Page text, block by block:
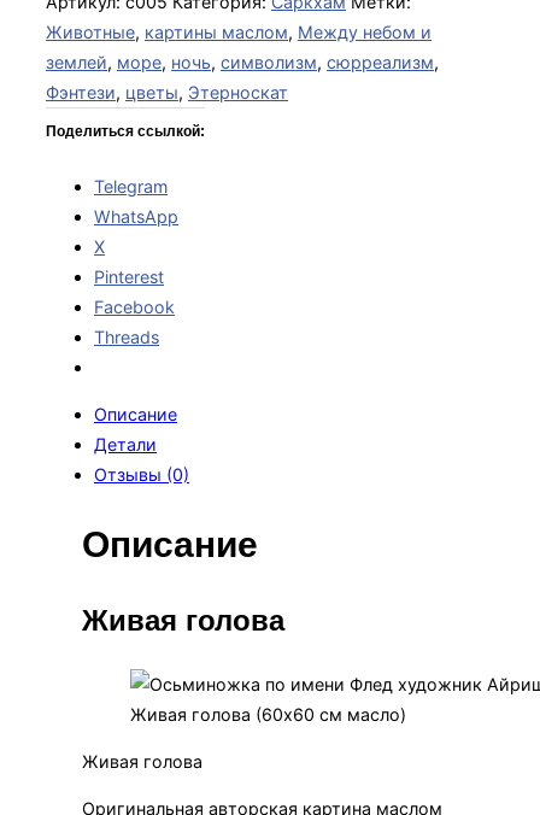
Животные, картины маслом, Между небом и
землей, море, ночь, символизм, сюрреализм,
Фэнтези, цветы, Этерноскат
Поделиться ссылкой:
Telegram
WhatsApp
X
Pinterest
Facebook
Threads
Описание
Детали
Отзывы (0)
Описание
Живая голова
Живая голова (60х60 см масло)
Живая голова
Оригинальная авторская картина маслом